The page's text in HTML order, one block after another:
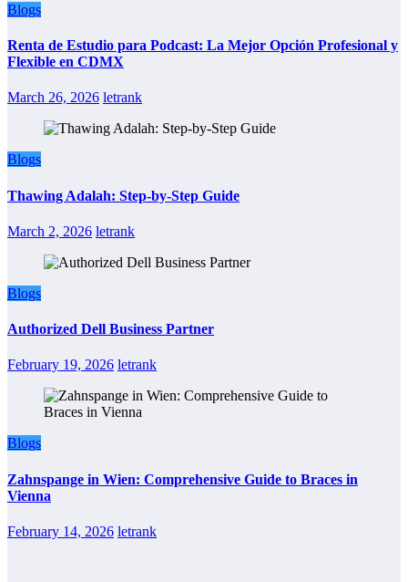
Blogs
Renta de Estudio para Podcast: La Mejor Opción Profesional y
Flexible en CDMX
March 26, 2026 letrank
Blogs
Thawing Adalah: Step-by-Step Guide
March 2, 2026 letrank
Blogs
Authorized Dell Business Partner
February 19, 2026 letrank
Blogs
Zahnspange in Wien: Comprehensive Guide to Braces in
Vienna
February 14, 2026 letrank